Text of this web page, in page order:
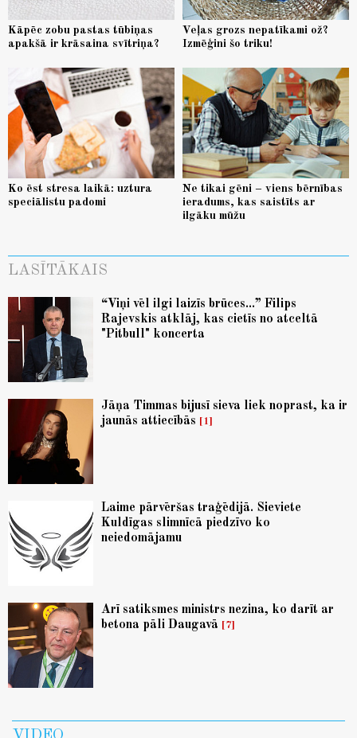
Kāpēc zobu pastas tūbiņas
apakšā ir krāsaina svītriņa?
Veļas grozs nepatīkami ož?
Izmēģini šo triku!
Ko ēst stresa laikā: uztura
speciālistu padomi
Ne tikai gēni – viens bērnības
ieradums, kas saistīts ar
ilgāku mūžu
LASĪTĀKAIS
“Viņi vēl ilgi laizīs brūces...” Filips
Rajevskis atklāj, kas cietīs no atceltā
"Pitbull" koncerta
Jāņa Timmas bijusī sieva liek noprast, ka ir
jaunās attiecībās
1
Laime pārvēršas traģēdijā. Sieviete
Kuldīgas slimnīcā piedzīvo ko
neiedomājamu
Arī satiksmes ministrs nezina, ko darīt ar
betona pāli Daugavā
7